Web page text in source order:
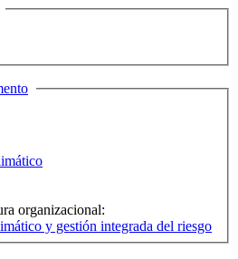
organizacional:
y gestión integrada del riesgo